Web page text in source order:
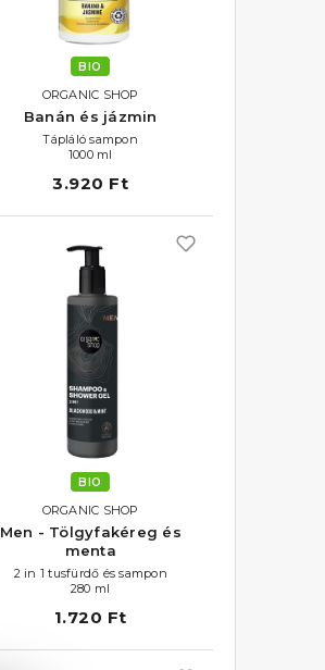
BIO
ORGANIC SHOP
Banán és jázmin
Tápláló sampon
1000 ml
3.920 Ft
BIO
ORGANIC SHOP
Men - Tölgyfakéreg és
menta
2 in 1 tusfürdő és sampon
280 ml
1.720 Ft